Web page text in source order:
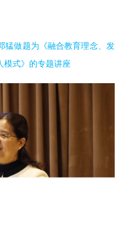
猛做题为《融合教育理念、发
模式》的专题讲座